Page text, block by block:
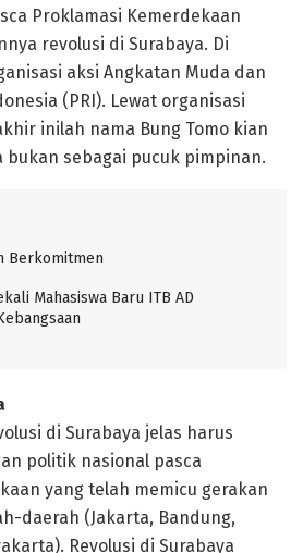
Proklamasi Kemerdekaan
revolusi di Surabaya. Di
aksi Angkatan Muda dan
(PRI). Lewat organisasi
inilah nama Bung Tomo kian
bukan sebagai pucuk pimpinan.
Berkomitmen
Mahasiswa Baru ITB AD
di Surabaya jelas harus
politik nasional pasca
yang telah memicu gerakan
daerah (Jakarta, Bandung,
Revolusi di Surabaya